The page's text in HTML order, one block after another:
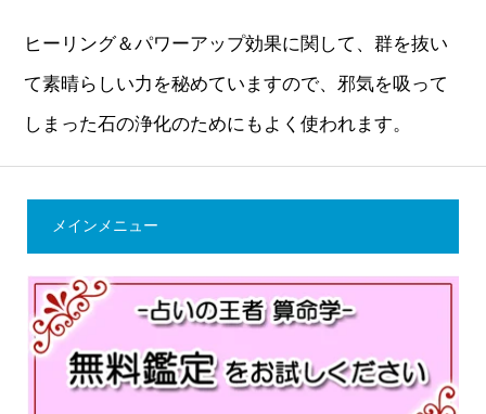
ヒーリング＆パワーアップ効果に関して、群を抜い
て素晴らしい力を秘めていますので、邪気を吸って
しまった石の浄化のためにもよく使われます。
メインメニュー